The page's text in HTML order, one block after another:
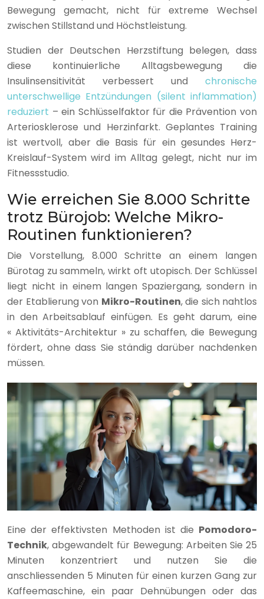
Bewegung gemacht, nicht für extreme Wechsel
zwischen Stillstand und Höchstleistung.
Studien der Deutschen Herzstiftung belegen, dass
diese kontinuierliche Alltagsbewegung die
Insulinsensitivität verbessert und chronische
unterschwellige Entzündungen (silent inflammation)
reduziert – ein Schlüsselfaktor für die Prävention von
Arteriosklerose und Herzinfarkt. Geplantes Training
ist wertvoll, aber die Basis für ein gesundes Herz-
Kreislauf-System wird im Alltag gelegt, nicht nur im
Fitnessstudio.
Wie erreichen Sie 8.000 Schritte
trotz Bürojob: Welche Mikro-
Routinen funktionieren?
Die Vorstellung, 8.000 Schritte an einem langen
Bürotag zu sammeln, wirkt oft utopisch. Der Schlüssel
liegt nicht in einem langen Spaziergang, sondern in
der Etablierung von Mikro-Routinen, die sich nahtlos
in den Arbeitsablauf einfügen. Es geht darum, eine
« Aktivitäts-Architektur » zu schaffen, die Bewegung
fördert, ohne dass Sie ständig darüber nachdenken
müssen.
Eine der effektivsten Methoden ist die Pomodoro-
Technik, abgewandelt für Bewegung: Arbeiten Sie 25
Minuten konzentriert und nutzen Sie die
anschliessenden 5 Minuten für einen kurzen Gang zur
Kaffeemaschine, ein paar Dehnübungen oder das